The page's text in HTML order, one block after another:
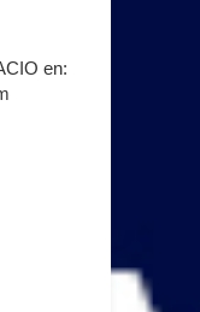
en: